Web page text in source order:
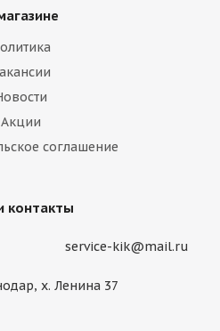
Акции
соглашение
контакты
service-kik@mail.ru
х. Ленина 37